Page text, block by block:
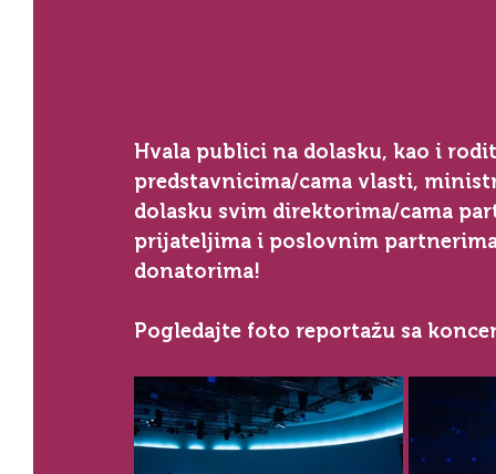
Hvala publici na dolasku, kao i
predstavnicima/cama vlasti,
dolasku svim direktorima/cama
prijateljima i poslovnim
donatorima! ⁣
Pogledajte foto reportažu sa